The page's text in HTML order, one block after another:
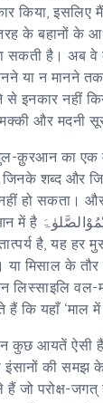
किया,
के बहानों के
सकती है। अब वे
या न मानने
से इनकार नहीं
और मदनी
क़ुरआन का एक
जिनके शब्द और
हो सकता। और
में है
है, यह हर
या मिसाल के
लिस्साइलि वल-
हैं कि यहाँ ‘माल
कुछ आयतें ऐसी हैं
इंसानों की समझ
हैं जो परोक्ष-